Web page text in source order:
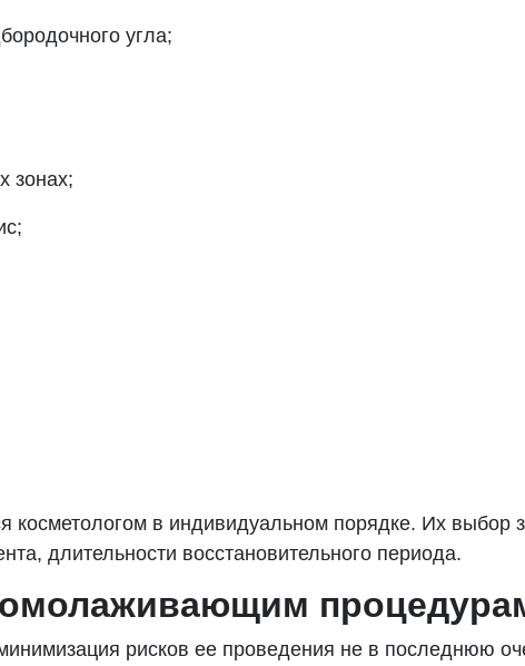
угла;
зонах;
косметологом в индивидуальном порядке. Их выбор
длительности восстановительного периода.
омолаживающим
рисков ее проведения не в последнюю